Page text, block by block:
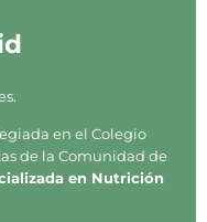
en el Colegio
de la Comunidad de
en Nutrición